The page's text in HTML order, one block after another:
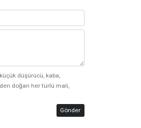
düşürücü, kaba,
doğan her türlü mali,
Gönder